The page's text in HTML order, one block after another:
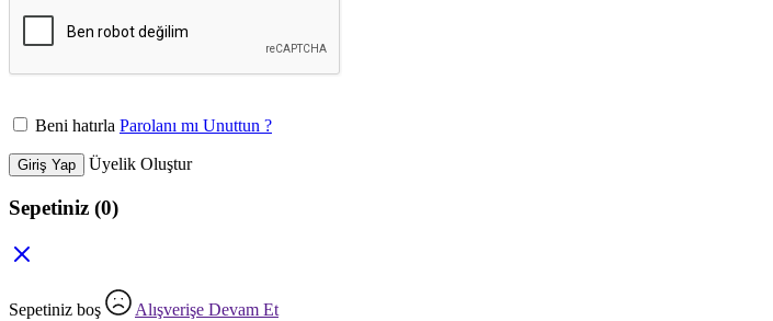
Beni hatırla Parolanı mı Unuttun ?
Giriş Yap Üyelik Oluştur
Sepetiniz (0)
Sepetiniz boş Alışverişe Devam Et